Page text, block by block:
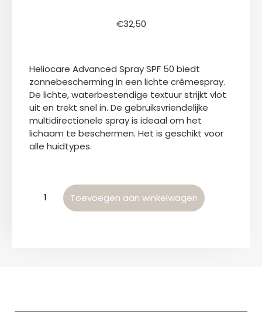
€32,50
Heliocare Advanced Spray SPF 50 biedt
zonnebescherming in een lichte crèmespray.
De lichte, waterbestendige textuur strijkt vlot
uit en trekt snel in. De gebruiksvriendelijke
multidirectionele spray is ideaal om het
lichaam te beschermen. Het is geschikt voor
alle huidtypes.
Toevoegen aan winkelwagen